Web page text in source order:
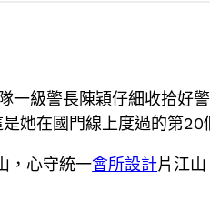
一級警長陳穎仔細收拾好
她在國門線上度過的第20
，心守統一會所設計片江